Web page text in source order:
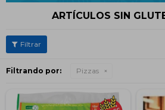
ARTÍCULOS SIN
Filtrando por: Pizzas